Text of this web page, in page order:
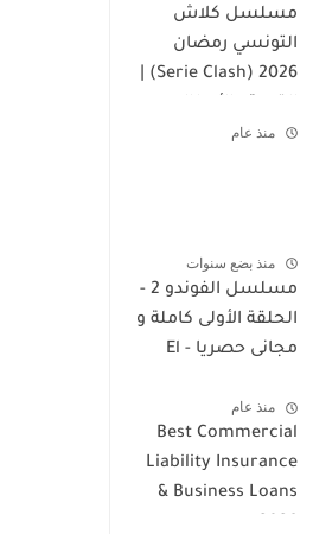
مسلسل كلاش
التونسي رمضان
2026 (Serie Clash) |
وموعد العرض
منذ عام
منذ بضع سنوات
مسلسل الفوندو 2 -
الحلقة الأولى كاملة و
مجانى حصريا - El
Streaming
منذ عام
Best Commercial
Liability Insurance
& Business Loans